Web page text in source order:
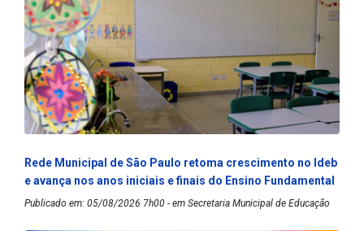
Rede Municipal de São Paulo retoma crescimento no Ideb
e avança nos anos iniciais e finais do Ensino Fundamental
Publicado em: 05/08/2026 7h00 - em Secretaria Municipal de Educação